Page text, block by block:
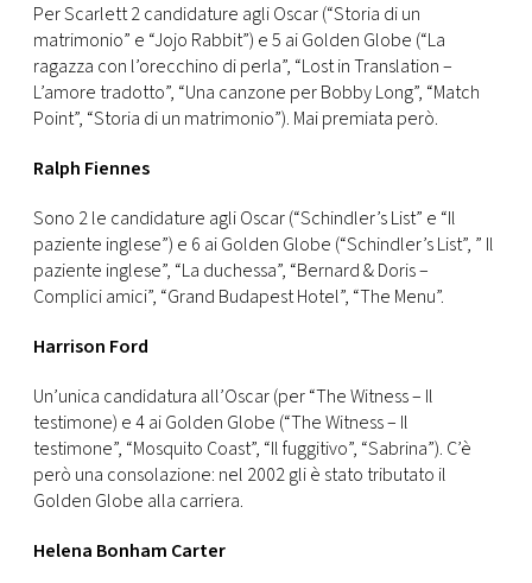
Per Scarlett 2 candidature agli Oscar (“Storia di un
matrimonio” e “Jojo Rabbit”) e 5 ai Golden Globe (“La
ragazza con l’orecchino di perla”, “Lost in Translation –
L’amore tradotto”, “Una canzone per Bobby Long”, “Match
Point”, “Storia di un matrimonio”). Mai premiata però.
Ralph Fiennes
Sono 2 le candidature agli Oscar (“Schindler’s List” e “Il
paziente inglese”) e 6 ai Golden Globe (“Schindler’s List”, ” Il
paziente inglese”, “La duchessa”, “Bernard & Doris –
Complici amici”, “Grand Budapest Hotel”, “The Menu”.
Harrison Ford
Un’unica candidatura all’Oscar (per “The Witness – Il
testimone) e 4 ai Golden Globe (“The Witness – Il
testimone”, “Mosquito Coast”, “Il fuggitivo”, “Sabrina”). C’è
però una consolazione: nel 2002 gli è stato tributato il
Golden Globe alla carriera.
Helena Bonham Carter